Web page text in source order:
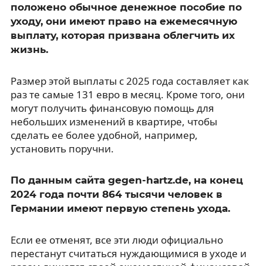
положено обычное денежное пособие по
уходу, они имеют право на ежемесячную
выплату, которая призвана облегчить их
жизнь.
Размер этой выплаты с 2025 года составляет как
раз те самые 131 евро в месяц. Кроме того, они
могут получить финансовую помощь для
небольших изменений в квартире, чтобы
сделать ее более удобной, например,
установить поручни.
По данным сайта gegen-hartz.de, на конец
2024 года почти 864 тысячи человек в
Германии имеют первую степень ухода.
Если ее отменят, все эти люди официально
перестанут считаться нуждающимися в уходе и